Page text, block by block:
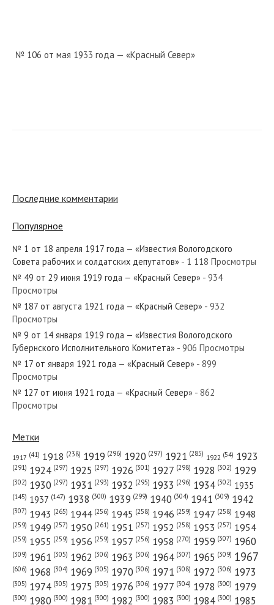
№ 106 от мая 1933 года — «Красный Север»
№ 198 от августа 1938 года — «Красный Север»
№ 88 от мая 1958 года — «Красный Север»
№ 169 от июля 1927 года — «Красный Север»
№ 216 от сентября 1938 года — «Красный Север»
№ 135 от июня 1924 года — «Красный Север»
Последние комментарии
Популярное
№ 1 от 18 апреля 1917 года — «Известия Вологодского
Совета рабочих и солдатских депутатов» - 1 118 Просмотры
№ 49 от 29 июня 1919 года — «Красный Север» - 934
Просмотры
№ 187 от августа 1921 года — «Красный Север» - 932
Просмотры
№ 9 от 14 января 1919 года — «Известия Вологодского
Губернского Исполнительного Комитета» - 906 Просмотры
№ 17 от января 1921 года — «Красный Север» - 899
Просмотры
№ 127 от июня 1921 года — «Красный Север» - 862
Просмотры
Метки
1917 (41) 1918 (238) 1919 (296) 1920 (297) 1921 (285) 1922 (54) 1923
(291) 1924 (297) 1925 (297) 1926 (301) 1927 (298) 1928 (302) 1929
(302) 1930 (297) 1931 (293) 1932 (295) 1933 (296) 1934 (302) 1935
(145) 1937 (147) 1938 (300) 1939 (299) 1940 (304) 1941 (309) 1942
(307) 1943 (265) 1944 (256) 1945 (258) 1946 (259) 1947 (258) 1948
(259) 1949 (257) 1950 (261) 1951 (257) 1952 (258) 1953 (257) 1954
(259) 1955 (259) 1956 (259) 1957 (256) 1958 (270) 1959 (307) 1960
(309) 1961 (305) 1962 (306) 1963 (306) 1964 (307) 1965 (309) 1967
(606) 1968 (304) 1969 (305) 1970 (306) 1971 (308) 1972 (306) 1973
(305) 1974 (305) 1975 (305) 1976 (306) 1977 (304) 1978 (300) 1979
(300) 1980 (300) 1981 (300) 1982 (300) 1983 (300) 1984 (300) 1985